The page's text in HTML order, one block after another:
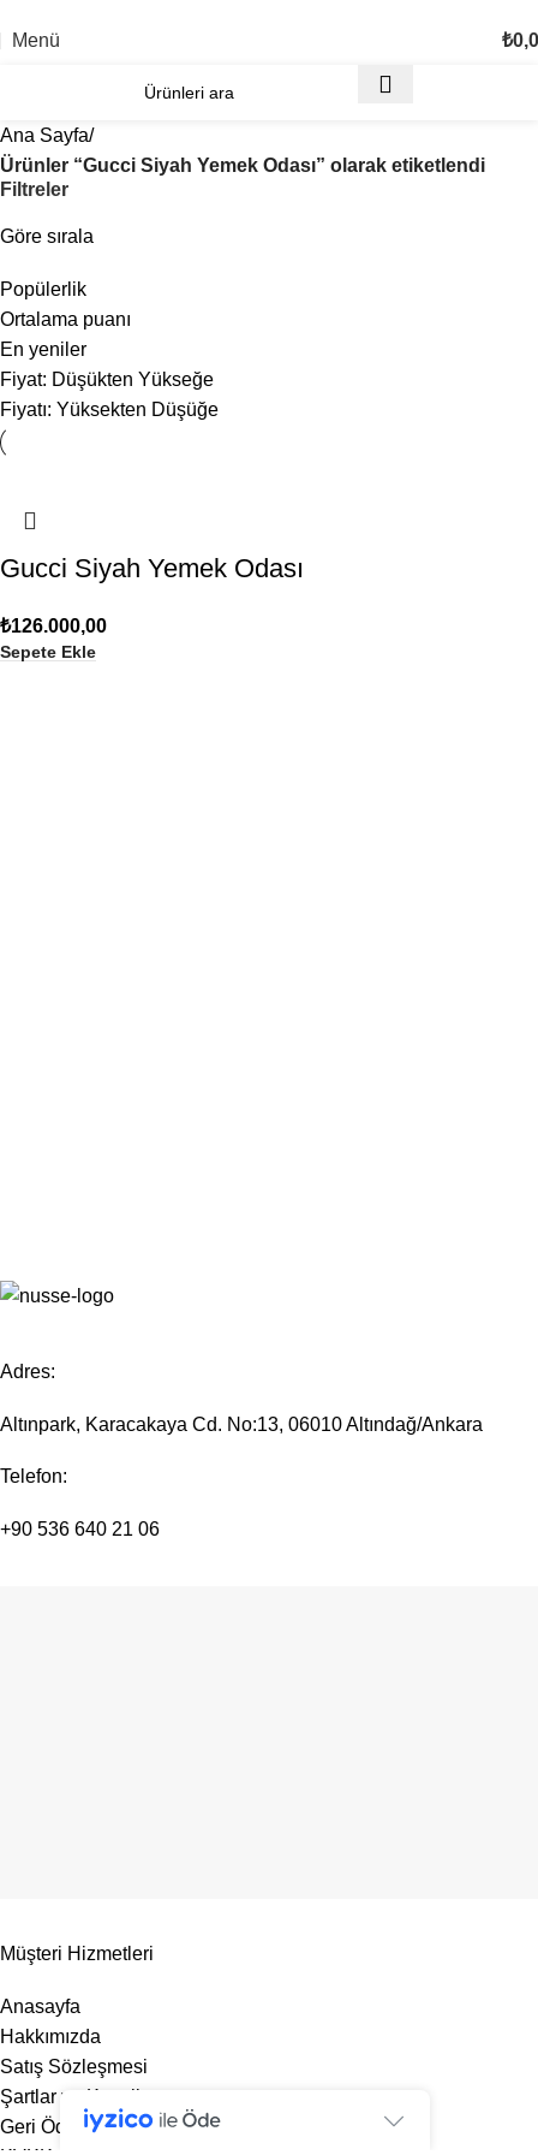
Menü ₺
Ana Sayfa
Ürünler “Gucci Siyah Yemek Odası” olarak etiketlendi
Filtreler
Göre sırala
Popülerlik
Ortalama puanı
En yeniler
Fiyat: Düşükten Yükseğe
Fiyatı: Yüksekten Düşüğe
Gucci Siyah Yemek Odası
₺126.000,00
Sepete Ekle
Adres:
Altınpark, Karacakaya Cd. No:13, 06010 Altındağ/Ankara
Telefon:
+90 536 640 21 06
Müşteri Hizmetleri
Anasayfa
Hakkımızda
Satış Sözleşmesi
Şartlar ve Koşullar
Geri Ödeme ve İade Politikası